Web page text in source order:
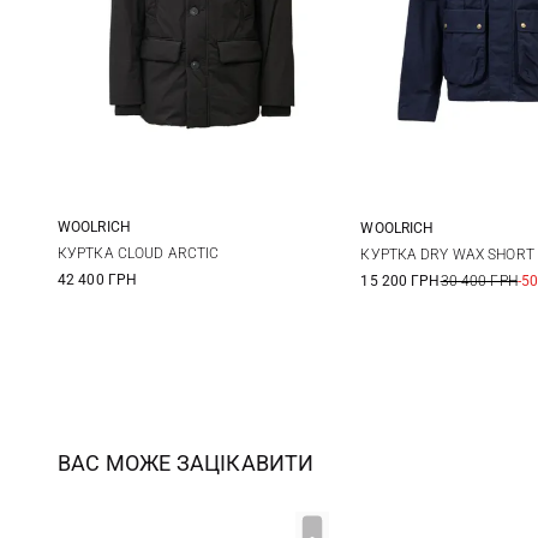
M L
WOOLRICH
КУРТКА CLOUD ARCTIC
42 400 ГРН
L
WOOLRICH
КУРТКА DRY WAX SHORT
15 200 ГРН30 400 ГРН-
ВАС МОЖЕ ЗАЦІКАВИТИ